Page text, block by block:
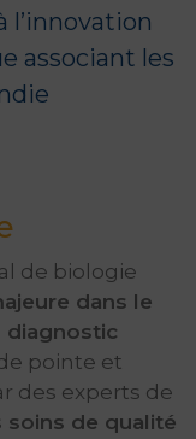
l’innovation
associant les
de biologie
dans le
diagnostic
pointe et
des experts de
soins de qualité